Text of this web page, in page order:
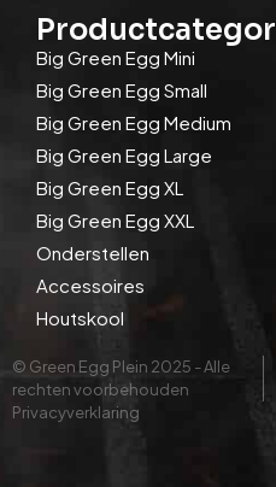
Big Green Egg Mini
Big Green Egg Small
Big Green Egg Medium
Big Green Egg Large
Big Green Egg XL
Big Green Egg XXL
Onderstellen
Accessoires
Houtskool
© Green Egg Plein 2025 - Alle
rechten voorbehouden
Privacyverklaring